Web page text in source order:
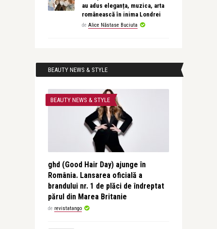
au adus eleganța, muzica, arta
românească în inima Londrei
de Alice Năstase Buciuta
BEAUTY NEWS & STYLE
BEAUTY NEWS & STYLE
ghd (Good Hair Day) ajunge în
România. Lansarea oficială a
brandului nr. 1 de plăci de îndreptat
părul din Marea Britanie
de revistatango